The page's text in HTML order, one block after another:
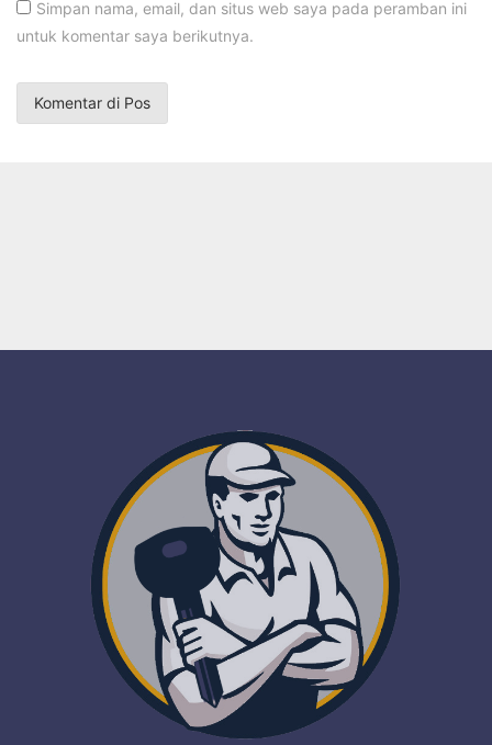
Simpan nama, email, dan situs web saya pada peramban ini
untuk komentar saya berikutnya.